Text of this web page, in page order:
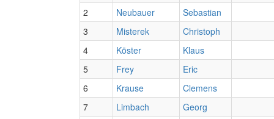
2
Neubauer
Sebastian
3
Misterek
Christoph
4
Köster
Klaus
5
Frey
Eric
6
Krause
Clemens
7
Limbach
Georg